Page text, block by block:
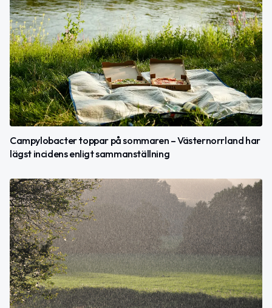
Campylobacter toppar på sommaren – Västernorrland har
lägst incidens enligt sammanställning